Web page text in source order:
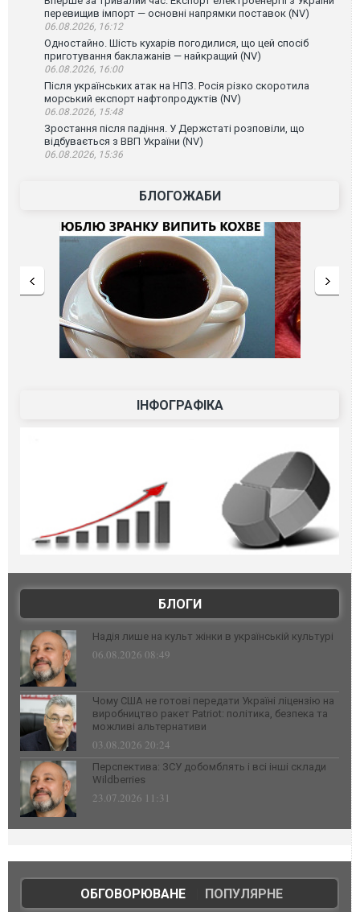
перевищив імпорт — основні напрямки поставок (NV)
06.08.2026, 16:12
Одностайно. Шість кухарів погодилися, що цей спосіб
приготування баклажанів — найкращий (NV)
06.08.2026, 16:00
Після українських атак на НПЗ. Росія різко скоротила
морський експорт нафтопродуктів (NV)
06.08.2026, 15:48
Зростання після падіння. У Держстаті розповіли, що
відбувається з ВВП України (NV)
06.08.2026, 15:36
БЛОГОЖАБИ
ІНФОГРАФІКА
БЛОГИ
Надія лише на культ жінки в українській культурі
06.08.2026 08:49
Чому США не готові передати Україні ліцензію на
виробництво ракет Patriot: політика, безпека та
можливі альтернативи
03.08.2026 20:24
Перспектива: ЗСУ добомблять і всі інші склади
Wildberries
23.07.2026 11:31
ОБГОВОРЮВАНЕ| ПОПУЛЯРНЕ